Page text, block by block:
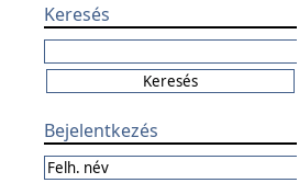
Keresés
Bejelentkezés